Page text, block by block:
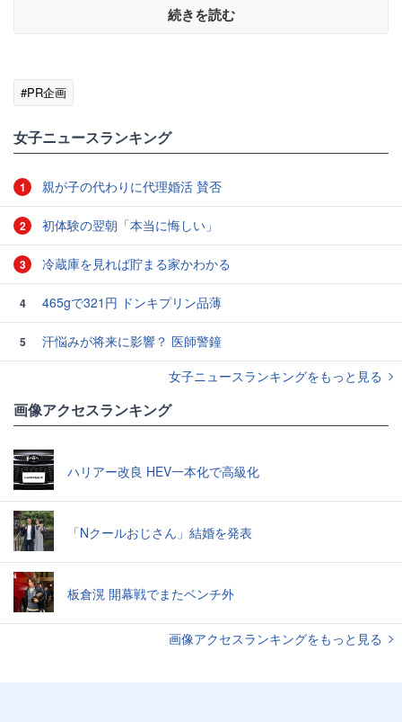
続きを読む
#PR企画
女子ニュースランキング
1 親が子の代わりに代理婚活 賛否
2 初体験の翌朝「本当に悔しい」
3 冷蔵庫を見れば貯まる家かわかる
4 465gで321円 ドンキプリン品薄
5
汗悩みが将来に影響？ 医師警鐘
女子ニュースランキングをもっと見る
画像アクセスランキング
ハリアー改良 HEV一本化で高級化
「Nクールおじさん」結婚を発表
板倉滉 開幕戦でまたベンチ外
画像アクセスランキングをもっと見る